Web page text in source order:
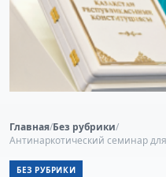
Главная/Без рубрики/
Антинаркотический семинар
БЕЗ РУБРИКИ